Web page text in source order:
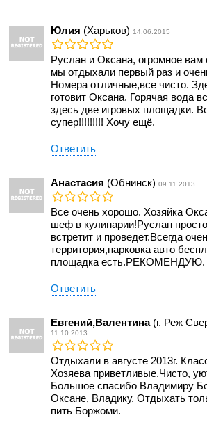
Юлия (Харьков) 14.06.2015
Руслан и Оксана, огромное вам
мы отдыхали первый раз и
Номера отличные,все чисто.
готовит Оксана. Горячая вода
здесь две игровых площадки.
супер!!!!!!!!! Хочу ещё.
Ответить
Анастасия (Обнинск)09.11.2013
Все очень хорошо. Хозяйка
шеф в кулинарии!Руслан
встретит и проведет.Всегда
территория,парковка авто
площадка есть.РЕКОМЕНДУЮ.
Ответить
Евгений,Валентина(г. Реж
11.10.2013
Отдыхали в августе 2013г.
Хозяева приветливые.Чисто,
Большое спасибо Владимиру
Оксане, Владику. Отдыхать
пить Боржоми.